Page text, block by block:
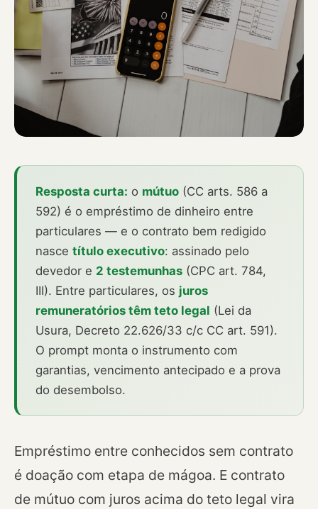
Resposta curta: o mútuo (CC arts. 586 a
592) é o empréstimo de dinheiro entre
particulares — e o contrato bem redigido
nasce título executivo: assinado pelo
devedor e 2 testemunhas (CPC art. 784,
III). Entre particulares, os juros
remuneratórios têm teto legal (Lei da
Usura, Decreto 22.626/33 c/c CC art. 591).
O prompt monta o instrumento com
garantias, vencimento antecipado e a prova
do desembolso.
Empréstimo entre conhecidos sem contrato
é doação com etapa de mágoa. E contrato
de mútuo com juros acima do teto legal vira